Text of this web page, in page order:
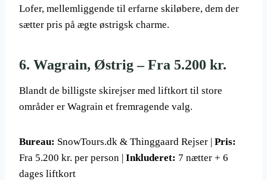
Lofer, mellemliggende til erfarne skiløbere, dem der
sætter pris på ægte østrigsk charme.
6. Wagrain, Østrig – Fra 5.200 kr.
Blandt de billigste skirejser med liftkort til store
områder er Wagrain et fremragende valg.
Bureau: SnowTours.dk & Thinggaard Rejser | Pris:
Fra 5.200 kr. per person | Inkluderet: 7 nætter + 6
dages liftkort